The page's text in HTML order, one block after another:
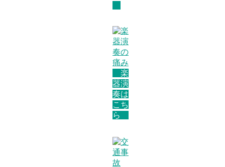
楽
器演
奏は
こち
ら